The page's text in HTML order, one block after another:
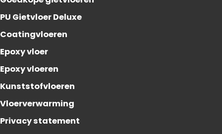
PU Gietvloer Deluxe
Coatingvloeren
Epoxy vloer
Epoxy vloeren
Kunststofvloeren
Vloerverwarming
Privacy statement